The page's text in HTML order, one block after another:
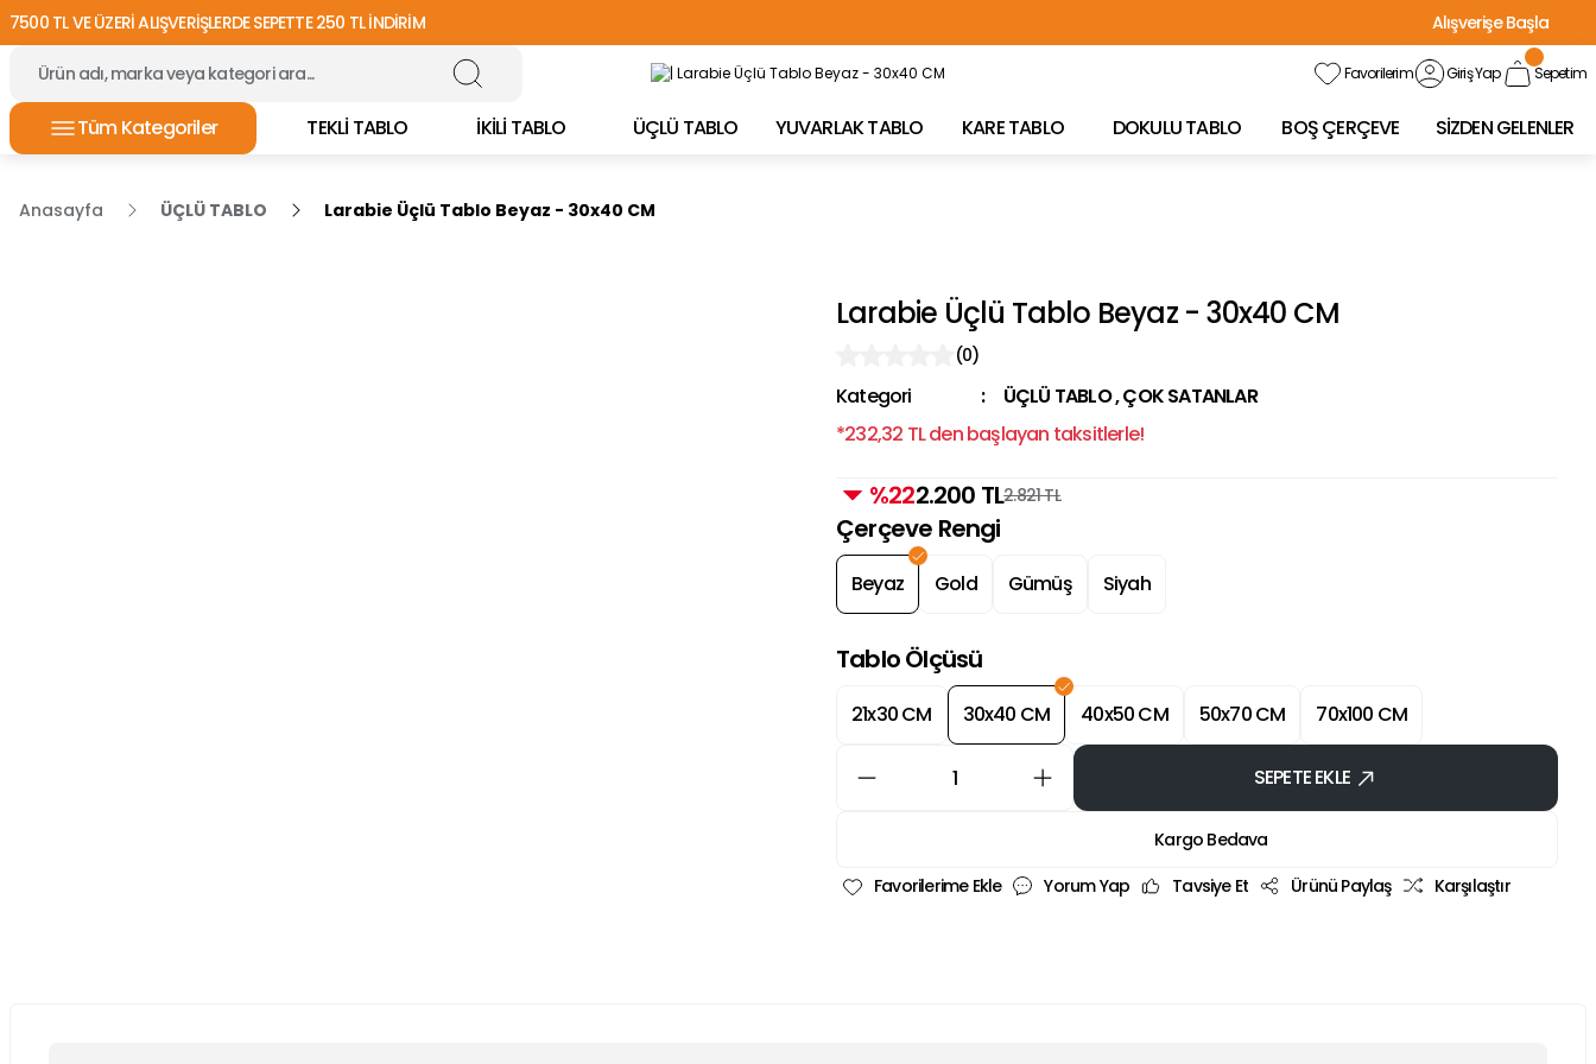
7500 TL VE ÜZERİ ALIŞVERİŞLERDE SEPETTE 250 TL İNDİRİM
Alışverişe Başla
TÜRKİYE'NİN HER YERİNE ÜCRETSİZ KARGO!
Favorilerim Giriş Yap Sepetim
Tüm Kategoriler TEKLİ TABLO İKİLİ TABLO ÜÇLÜ TABLO YUVARLAK TABLO KARE TABLO DOKULU TABLO BOŞ ÇERÇEVE SİZDEN GELENLER
Anasayfa ÜÇLÜ TABLO Larabie Üçlü Tablo Beyaz - 30x40 CM
Larabie Üçlü Tablo Beyaz - 30x40 CM
(0)
Kategori ÜÇLÜ TABLO,ÇOK SATANLAR
*232,32 TL den başlayan taksitlerle!
%222.200 TL2.821 TL
Çerçeve Rengi
Beyaz Gold Gümüş Siyah
Tablo Ölçüsü
21x30 CM 30x40 CM 40x50 CM 50x70 CM 70x100 CM
SEPETE EKLE
Kargo Bedava
Yorum Yap
Tavsiye Et Ürünü Paylaş Karşılaştır